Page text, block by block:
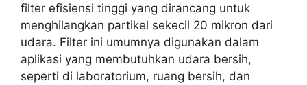
filter efisiensi tinggi yang dirancang untuk
menghilangkan partikel sekecil 20 mikron dari
udara. Filter ini umumnya digunakan dalam
aplikasi yang membutuhkan udara bersih,
seperti di laboratorium, ruang bersih, dan